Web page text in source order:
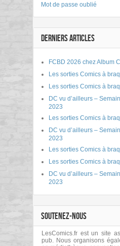
Mot de passe oublié
DERNIERS ARTICLES
FCBD 2026 chez Album
Les sorties Comics à
Les sorties Comics à
DC vu d’ailleurs –
2023
Les sorties Comics à
DC vu d’ailleurs –
2023
Les sorties Comics à
Les sorties Comics à
DC vu d’ailleurs –
2023
SOUTENEZ-NOUS
LesComics.fr est un site
pub. Nous organisons